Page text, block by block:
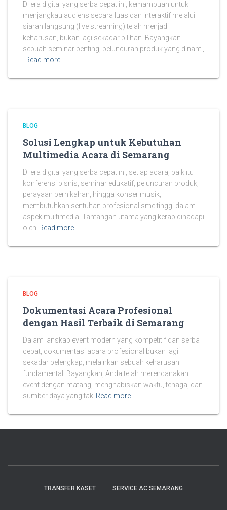
Di era digital yang serba cepat ini, kemampuan untuk
menjangkau audiens secara luas dan interaktif melalui
siaran langsung (live streaming) telah menjadi
keharusan, bukan lagi sekadar pilihan. Bayangkan
sebuah seminar penting, peluncuran produk yang dinanti,
Read more
BLOG
Solusi Lengkap untuk Kebutuhan
Multimedia Acara di Semarang
Di era digital yang serba cepat ini, setiap acara, baik itu
konferensi bisnis, seminar edukatif, peluncuran produk,
perayaan pernikahan, hingga konser musik,
membutuhkan sentuhan profesionalisme tinggi dalam
aspek multimedia. Tantangan utama yang kerap dihadapi
oleh Read more
BLOG
Dokumentasi Acara Profesional
dengan Hasil Terbaik di Semarang
Dalam lanskap event modern yang kompetitif dan serba
cepat, dokumentasi acara profesional bukan lagi
sekadar pelengkap, melainkan sebuah keharusan
fundamental. Bayangkan, Anda telah merencanakan
event dengan matang, menghabiskan waktu, tenaga, dan
sumber daya yang tak Read more
TRANSFER KASET SERVICE AC SEMARANG